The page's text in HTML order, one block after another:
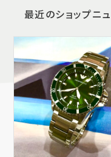
最近のショップニ